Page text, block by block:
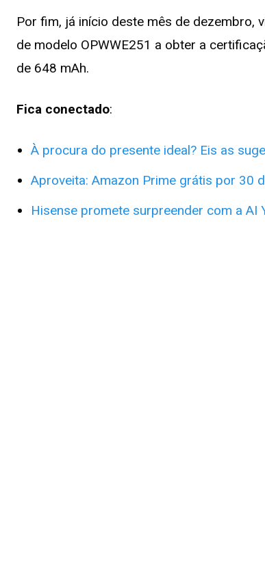
Por fim, já início deste mês de dezembro,
de modelo OPWWE251 a obter a
de 648 mAh.
Fica conectado:
À procura do presente ideal? Eis as
Aproveita: Amazon Prime grátis por 30
Hisense promete surpreender com a AI